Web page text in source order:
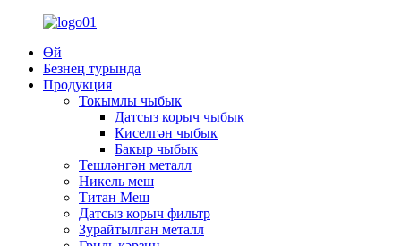
Өй
Безнең турында
Продукция
Токымлы чыбык
Датсыз корыч чыбык
Киселгән чыбык
Бакыр чыбык
Тешләнгән металл
Никель меш
Титан Меш
Датсыз корыч фильтр
Зурайтылган металл